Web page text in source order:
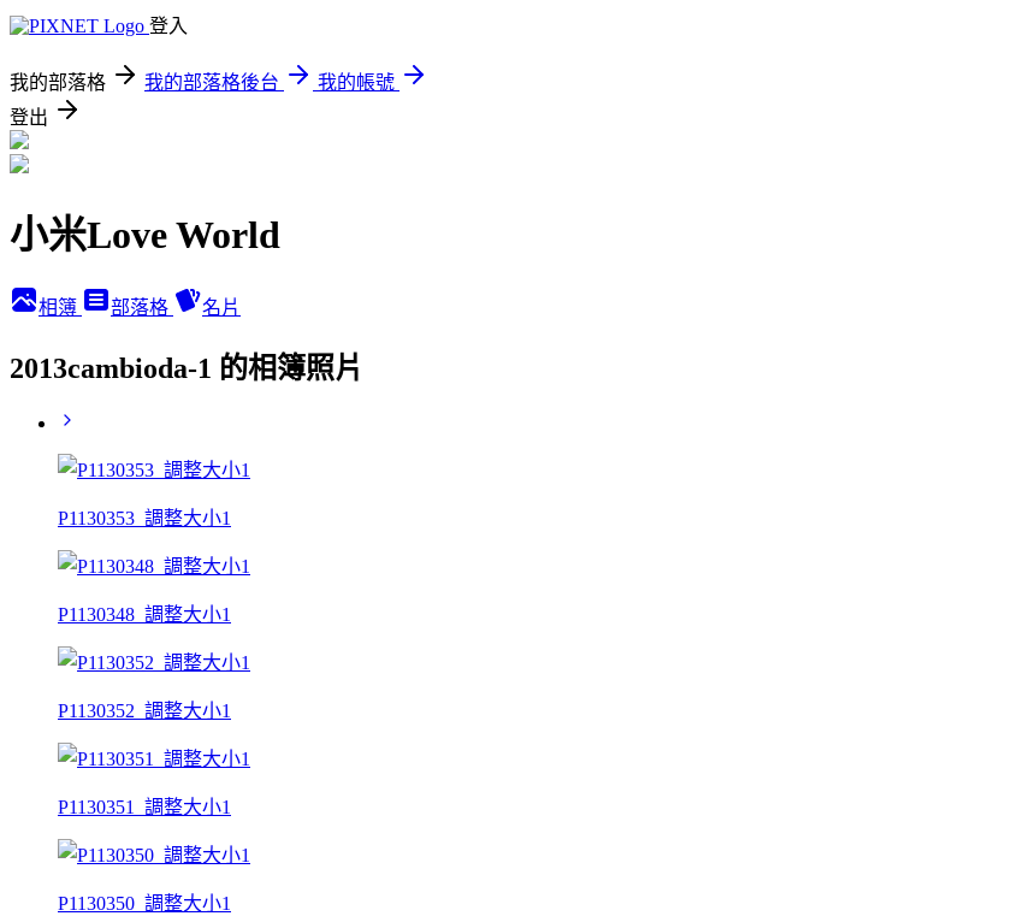
登入
我的部落格 我的部落格後台
我的帳號
登出
小米Love World
相簿 部落格 名片
2013cambioda-1 的相簿照片
P1130353_調整大小1
P1130348_調整大小1
P1130352_調整大小1
P1130351_調整大小1
P1130350_調整大小1